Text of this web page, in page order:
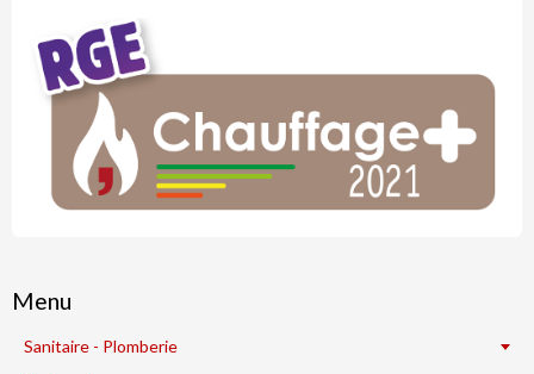
Menu
Sanitaire - Plomberie